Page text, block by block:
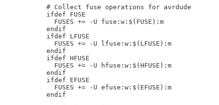
# Collect fuse operations for avrdude
ifdef FUSE
  FUSES += -U fuse:w:$(FUSE):m
endif
ifdef LFUSE
  FUSES += -U lfuse:w:$(LFUSE):m
endif
ifdef HFUSE
  FUSES += -U hfuse:w:$(HFUSE):m
endif
ifdef EFUSE
  FUSES += -U efuse:w:$(EFUSE):m
endif